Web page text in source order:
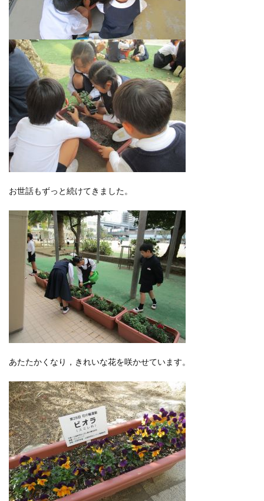
お世話もずっと続けてきました。
あたたかくなり，きれいな花を咲かせています。